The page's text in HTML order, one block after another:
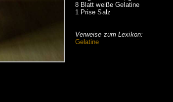
8 Blatt weiße Gelatine
1 Prise Salz
Verweise zum Lexikon:
Gelatine